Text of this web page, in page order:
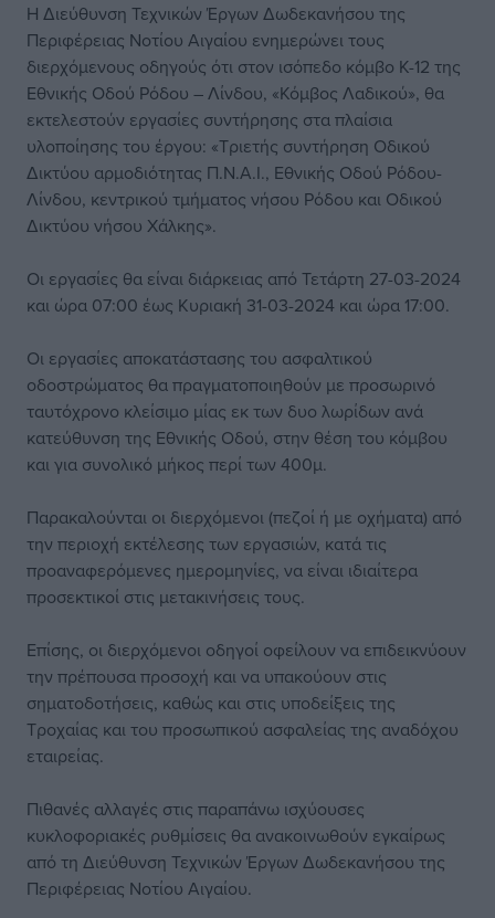
Η Διεύθυνση Τεχνικών Έργων Δωδεκανήσου της
Περιφέρειας Νοτίου Αιγαίου ενημερώνει τους
διερχόμενους οδηγούς ότι στον ισόπεδο κόμβο Κ-12 της
Εθνικής Οδού Ρόδου – Λίνδου, «Κόμβος Λαδικού», θα
εκτελεστούν εργασίες συντήρησης στα πλαίσια
υλοποίησης του έργου: «Τριετής συντήρηση Οδικού
Δικτύου αρμοδιότητας Π.Ν.Α.Ι., Εθνικής Οδού Ρόδου-
Λίνδου, κεντρικού τμήματος νήσου Ρόδου και Οδικού
Δικτύου νήσου Χάλκης».
Οι εργασίες θα είναι διάρκειας από Τετάρτη 27-03-2024
και ώρα 07:00 έως Κυριακή 31-03-2024 και ώρα 17:00.
Οι εργασίες αποκατάστασης του ασφαλτικού
οδοστρώματος θα πραγματοποιηθούν με προσωρινό
ταυτόχρονο κλείσιμο μίας εκ των δυο λωρίδων ανά
κατεύθυνση της Εθνικής Οδού, στην θέση του κόμβου
και για συνολικό μήκος περί των 400μ.
Παρακαλούνται οι διερχόμενοι (πεζοί ή με οχήματα) από
την περιοχή εκτέλεσης των εργασιών, κατά τις
προαναφερόμενες ημερομηνίες, να είναι ιδιαίτερα
προσεκτικοί στις μετακινήσεις τους.
Επίσης, οι διερχόμενοι οδηγοί οφείλουν να επιδεικνύουν
την πρέπουσα προσοχή και να υπακούουν στις
σηματοδοτήσεις, καθώς και στις υποδείξεις της
Τροχαίας και του προσωπικού ασφαλείας της αναδόχου
εταιρείας.
Πιθανές αλλαγές στις παραπάνω ισχύουσες
κυκλοφοριακές ρυθμίσεις θα ανακοινωθούν εγκαίρως
από τη Διεύθυνση Τεχνικών Έργων Δωδεκανήσου της
Περιφέρειας Νοτίου Αιγαίου.